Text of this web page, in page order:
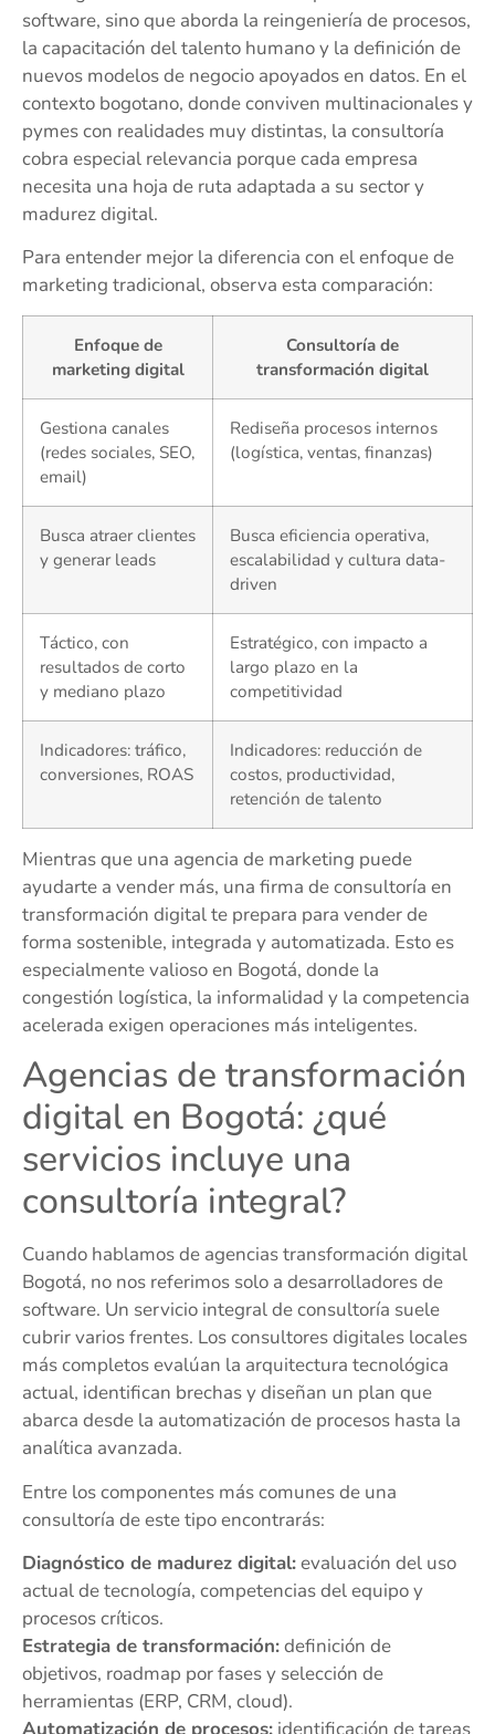
software, sino que aborda la reingeniería de procesos,
la capacitación del talento humano y la definición de
nuevos modelos de negocio apoyados en datos. En el
contexto bogotano, donde conviven multinacionales y
pymes con realidades muy distintas, la consultoría
cobra especial relevancia porque cada empresa
necesita una hoja de ruta adaptada a su sector y
madurez digital.
Para entender mejor la diferencia con el enfoque de
marketing tradicional, observa esta comparación:
Enfoque de
marketing digital
Consultoría de
transformación digital
Gestiona canales
(redes sociales, SEO,
email)
Rediseña procesos internos
(logística, ventas, finanzas)
Busca atraer clientes
y generar leads
Busca eficiencia operativa,
escalabilidad y cultura data-
driven
Táctico, con
resultados de corto
y mediano plazo
Estratégico, con impacto a
largo plazo en la
competitividad
Indicadores: tráfico,
conversiones, ROAS
Indicadores: reducción de
costos, productividad,
retención de talento
Mientras que una agencia de marketing puede
ayudarte a vender más, una firma de consultoría en
transformación digital te prepara para vender de
forma sostenible, integrada y automatizada. Esto es
especialmente valioso en Bogotá, donde la
congestión logística, la informalidad y la competencia
acelerada exigen operaciones más inteligentes.
Agencias de transformación
digital en Bogotá: ¿qué
servicios incluye una
consultoría integral?
Cuando hablamos de agencias transformación digital
Bogotá, no nos referimos solo a desarrolladores de
software. Un servicio integral de consultoría suele
cubrir varios frentes. Los consultores digitales locales
más completos evalúan la arquitectura tecnológica
actual, identifican brechas y diseñan un plan que
abarca desde la automatización de procesos hasta la
analítica avanzada.
Entre los componentes más comunes de una
consultoría de este tipo encontrarás:
Diagnóstico de madurez digital:evaluación del uso
actual de tecnología, competencias del equipo y
procesos críticos.
Estrategia de transformación:definición de
objetivos, roadmap por fases y selección de
herramientas (ERP, CRM, cloud).